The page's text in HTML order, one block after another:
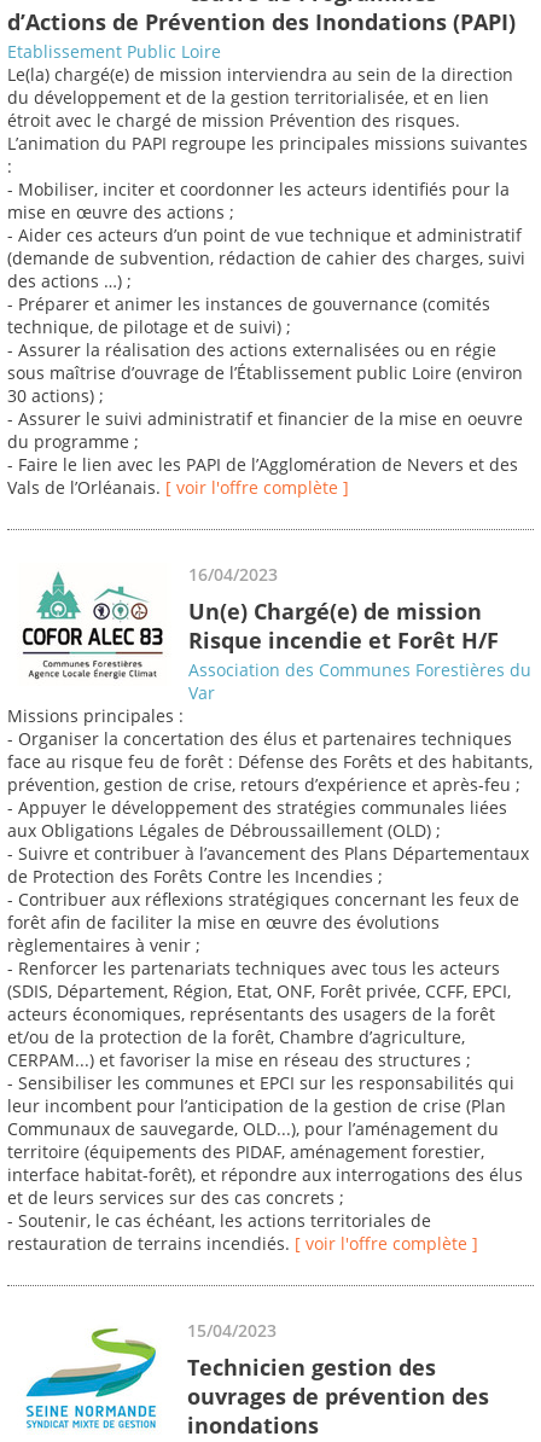
d’Actions de Prévention des Inondations (PAPI)
Etablissement Public Loire
Le(la) chargé(e) de mission interviendra au sein de la direction
du développement et de la gestion territorialisée, et en lien
étroit avec le chargé de mission Prévention des risques.
L’animation du PAPI regroupe les principales missions suivantes
:
- Mobiliser, inciter et coordonner les acteurs identifiés pour la
mise en œuvre des actions ;
- Aider ces acteurs d’un point de vue technique et administratif
(demande de subvention, rédaction de cahier des charges, suivi
des actions …) ;
- Préparer et animer les instances de gouvernance (comités
technique, de pilotage et de suivi) ;
- Assurer la réalisation des actions externalisées ou en régie
sous maîtrise d’ouvrage de l’Établissement public Loire (environ
30 actions) ;
- Assurer le suivi administratif et financier de la mise en oeuvre
du programme ;
- Faire le lien avec les PAPI de l’Agglomération de Nevers et des
Vals de l’Orléanais. [ voir l'offre complète ]
16/04/2023
Un(e) Chargé(e) de mission
Risque incendie et Forêt H/F
Association des Communes Forestières du
Var
Missions principales :
- Organiser la concertation des élus et partenaires techniques
face au risque feu de forêt : Défense des Forêts et des habitants,
prévention, gestion de crise, retours d’expérience et après-feu ;
- Appuyer le développement des stratégies communales liées
aux Obligations Légales de Débroussaillement (OLD) ;
- Suivre et contribuer à l’avancement des Plans Départementaux
de Protection des Forêts Contre les Incendies ;
- Contribuer aux réflexions stratégiques concernant les feux de
forêt afin de faciliter la mise en œuvre des évolutions
règlementaires à venir ;
- Renforcer les partenariats techniques avec tous les acteurs
(SDIS, Département, Région, Etat, ONF, Forêt privée, CCFF, EPCI,
acteurs économiques, représentants des usagers de la forêt
et/ou de la protection de la forêt, Chambre d’agriculture,
CERPAM...) et favoriser la mise en réseau des structures ;
- Sensibiliser les communes et EPCI sur les responsabilités qui
leur incombent pour l’anticipation de la gestion de crise (Plan
Communaux de sauvegarde, OLD...), pour l’aménagement du
territoire (équipements des PIDAF, aménagement forestier,
interface habitat-forêt), et répondre aux interrogations des élus
et de leurs services sur des cas concrets ;
- Soutenir, le cas échéant, les actions territoriales de
restauration de terrains incendiés. [ voir l'offre complète ]
15/04/2023
Technicien gestion des
ouvrages de prévention des
inondations